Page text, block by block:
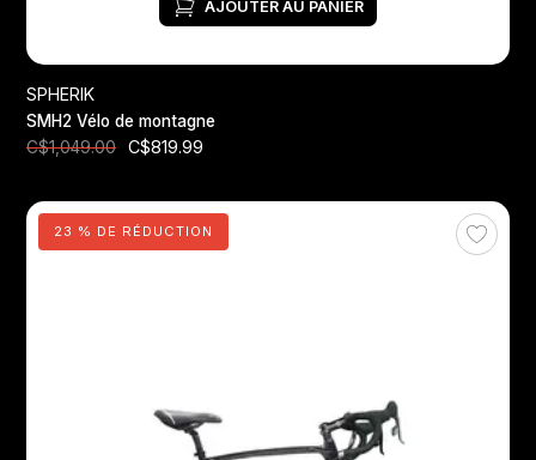
AJOUTER AU PANIER
SPHERIK
SMH2 Vélo de montagne
C$1,049.00
C$819.99
23 % DE RÉDUCTION